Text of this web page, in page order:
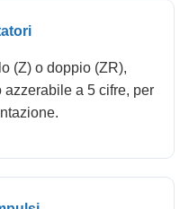
(Z) o doppio (ZR),
a 5 cifre, per